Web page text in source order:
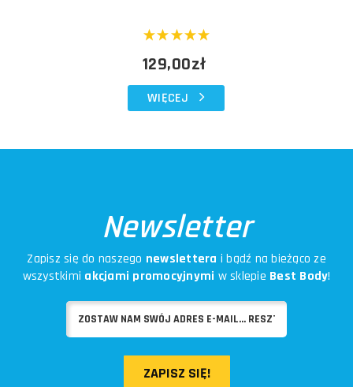
129,00zł
WIĘCEJ
Newsletter
Zapisz się do naszego newslettera i bądź na bieżąco ze
wszystkimi akcjami promocyjnymi w sklepie Best Body!
ZAPISZ SIĘ!